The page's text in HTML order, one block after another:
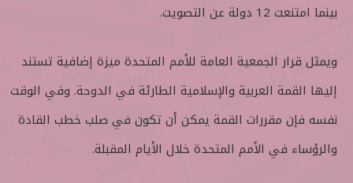
بينما امتنعت 12 دولة عن التصويت.
ويمثل قرار الجمعية العامة للأمم المتحدة ميزة إضافية تستند
إليها القمة العربية والإسلامية الطارئة في الدوحة. وفي الوقت
نفسه فإن مقررات القمة يمكن أن تكون في صلب خطب القادة
والرؤساء في الأمم المتحدة خلال الأيام المقبلة.